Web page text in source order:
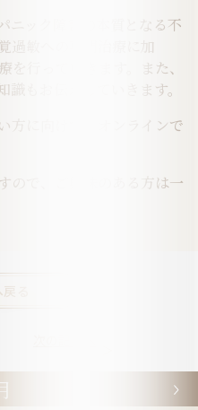
ニック障害の本質となる不
過敏への専門治療に加
行っていきます。また、
もお伝えしていきます。
方に向けて、オンラインで
ので、ご興味のある方は一
る